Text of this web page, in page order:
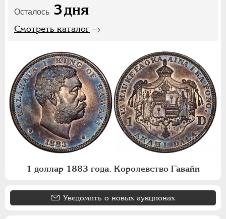
Осталось 3дня
Смотреть каталог
1 доллар 1883 года. Королевство Гавайи
Уведомить о новых аукционах